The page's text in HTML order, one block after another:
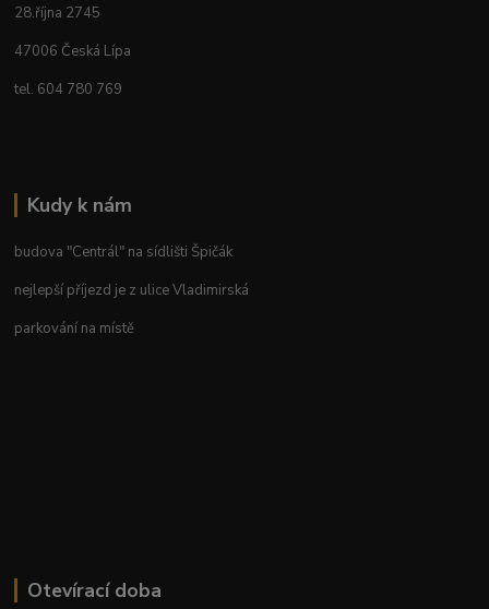
28.října 2745
47006 Česká Lípa
tel. 604 780 769
Kudy k nám
budova "Centrál" na sídlišti Špičák
nejlepší příjezd je z ulice Vladimirská
parkování na místě
Otevírací doba